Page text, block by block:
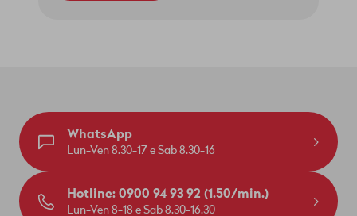
WhatsApp
Lun-Ven 8.30-17 e Sab 8.30-16
Hotline: 0900 94 93 92 (1.50/min.)
Lun-Ven 8-18 e Sab 8.30-16.30